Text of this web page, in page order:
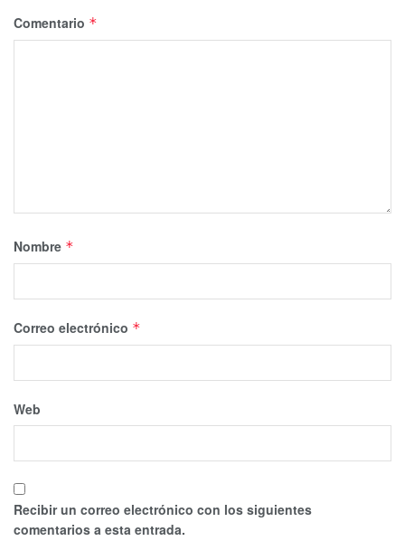
Comentario *
Nombre *
Correo electrónico *
Web
Recibir un correo electrónico con los siguientes
comentarios a esta entrada.